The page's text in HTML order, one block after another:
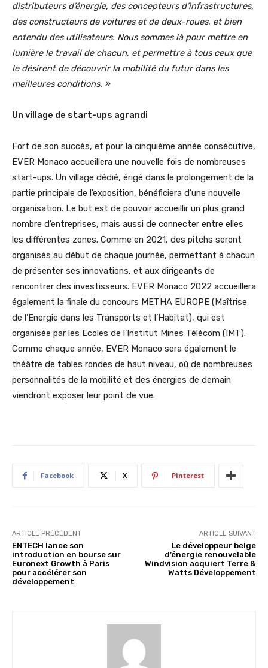
distributeurs d’énergie, des concepteurs d’infrastructures,
des constructeurs de voitures et de deux-roues, et bien
entendu des utilisateurs. Nous sommes là pour mettre en
lumière le travail de chacun, et permettre à tous ceux que
le désirent de découvrir la mobilité du futur dans les
meilleures conditions. »
Un village de start-ups agrandi
Fort de son succès, et pour la cinquième année consécutive,
EVER Monaco accueillera une nouvelle fois de nombreuses
start-ups. Un village dédié, érigé dans le prolongement de la
partie principale de l’exposition, bénéficiera d’une nouvelle
organisation. Le but est de pouvoir accueillir un plus grand
nombre d’entreprises, mais aussi de connecter entre elles
les différentes zones. Comme en 2021, des pitchs seront
organisés au début de chaque journée, permettant à chacun
de présenter ses innovations, et aux dirigeants de
rencontrer des investisseurs. EVER Monaco 2022 accueillera
également la finale du concours METHA EUROPE (Maîtrise
de l’Energie dans les Transports et l’Habitat), qui est
organisée par les Ecoles de l’Institut Mines Télécom (IMT).
Comme chaque année, EVER Monaco sera également le
théâtre de tables rondes de haut niveau, où de nombreuses
personnalités de la mobilité et des énergies de demain
viendront exposer leur point de vue.
Facebook X Pinterest
ARTICLE PRÉCÉDENT
ENTECH lance son
introduction en bourse sur
Euronext Growth à Paris
pour accélérer son
développement
ARTICLE SUIVANT
Le développeur belge
d’énergie renouvelable
Windvision acquiert Terre &
Watts Développement